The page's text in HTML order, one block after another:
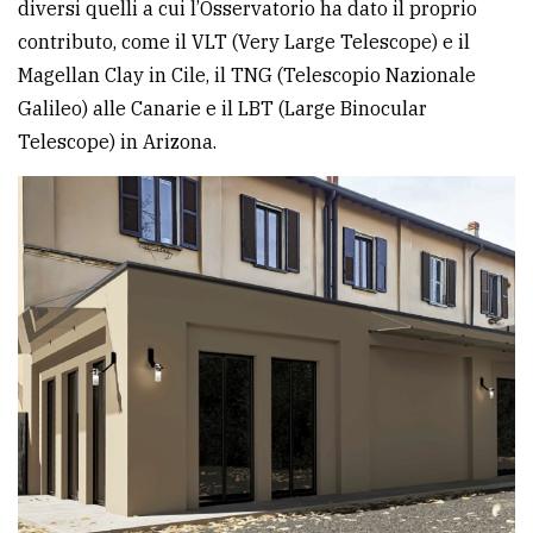
diversi quelli a cui l’Osservatorio ha dato il proprio
contributo, come il VLT (Very Large Telescope) e il
Magellan Clay in Cile, il TNG (Telescopio Nazionale
Galileo) alle Canarie e il LBT (Large Binocular
Telescope) in Arizona.